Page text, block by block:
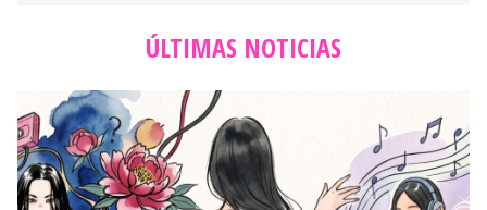
ÚLTIMAS NOTICIAS